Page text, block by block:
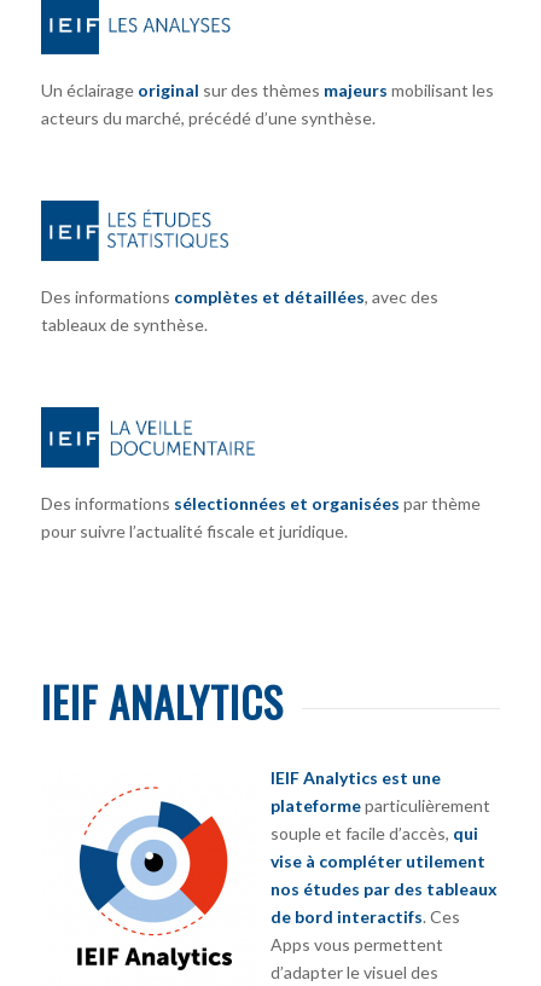
Un éclairage original sur des thèmes majeurs mobilisant les
acteurs du marché, précédé d’une synthèse.
Des informations complètes et détaillées, avec des
tableaux de synthèse.
Des informations sélectionnées et organisées par thème
pour suivre l’actualité fiscale et juridique.
IEIF ANALYTICS
IEIF Analytics est une
plateformeparticulièrement
souple et facile d’accès, qui
vise à compléter utilement
nos études par des tableaux
de bord interactifs. Ces
Apps vous permettent
d’adapter le visuel des